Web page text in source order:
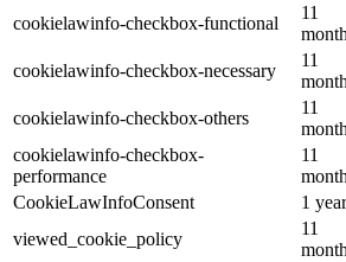
cookielawinfo-checkbox-functional
11
cookielawinfo-checkbox-necessary
11
cookielawinfo-checkbox-others
11
cookielawinfo-checkbox-
performance
11
CookieLawInfoConsent
1 year
viewed_cookie_policy
11